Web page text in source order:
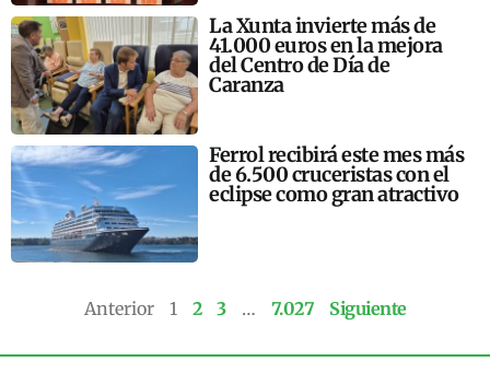
La Xunta invierte más de
41.000 euros en la mejora
del Centro de Día de
Caranza
Ferrol recibirá este mes más
de 6.500 cruceristas con el
eclipse como gran atractivo
Anterior 1 2 3 … 7.027 Siguiente